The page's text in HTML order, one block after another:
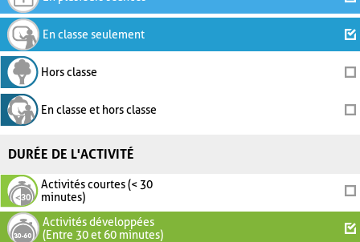
En classe seulement
Hors classe
En classe et hors classe
DURÉE DE L'ACTIVITÉ
Activités courtes (< 30
minutes)
Activités développées
(Entre 30 et 60 minutes)